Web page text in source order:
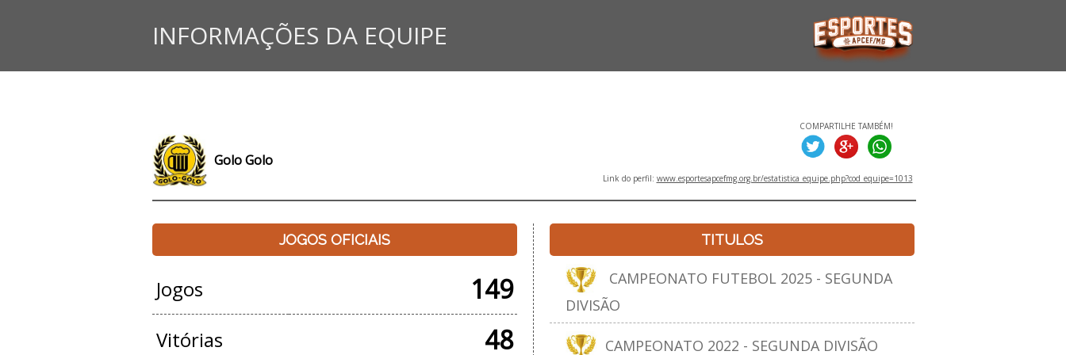
INFORMAÇÕES DA EQUIPE
Golo Golo
COMPARTILHE TAMBÉM!
Link do perfil: www.esportesapcefmg.org.br/estatistica_equipe.php?cod_equipe=1013
JOGOS OFICIAIS
Jogos 149
Vitórias 48
TITULOS
CAMPEONATO FUTEBOL 2025 - SEGUNDA
DIVISÃO
CAMPEONATO 2022 - SEGUNDA DIVISÃO